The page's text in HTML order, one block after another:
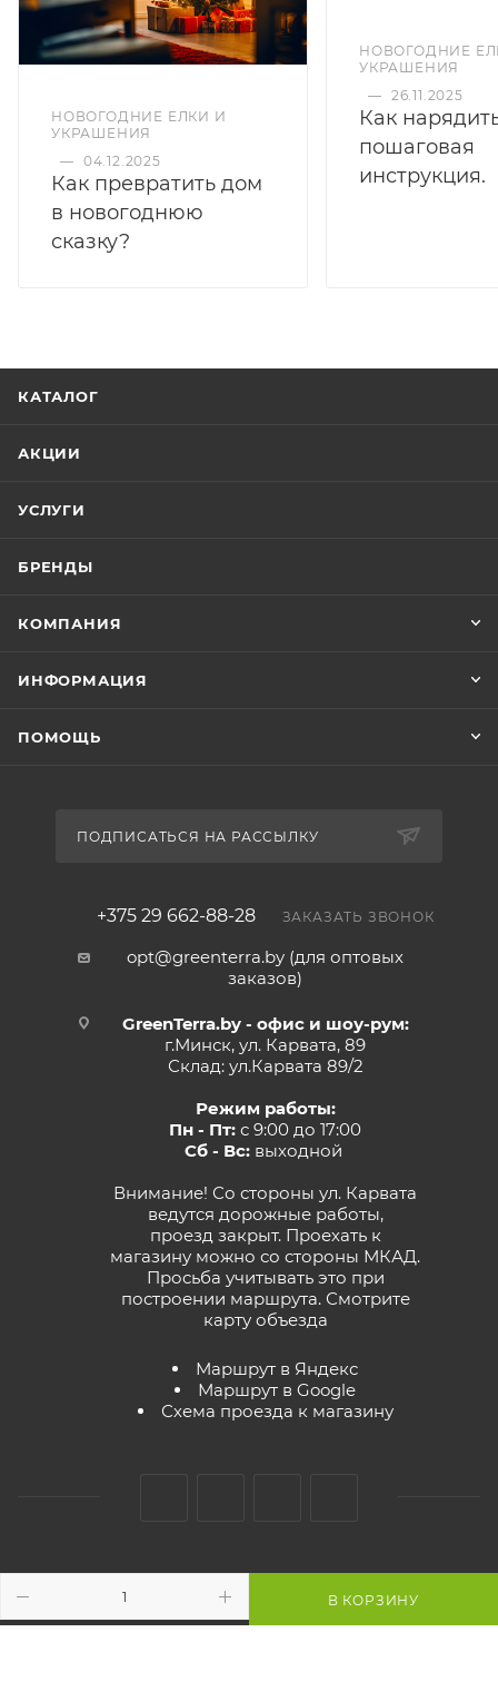
В КОРЗИНУ
НОВОГОДНИЕ ЕЛКИ И
УКРАШЕНИЯ
— 04.12.2025
Как превратить дом
в новогоднюю
сказку?
НОВОГОДНИЕ
УКРАШЕНИЯ
— 26.11.2025
Как
пошаговая
инструкция.
КАТАЛОГ
АКЦИИ
УСЛУГИ
БРЕНДЫ
КОМПАНИЯ
ИНФОРМАЦИЯ
ПОМОЩЬ
ПОДПИСАТЬСЯ НА РАССЫЛКУ
+375 29 662-88-28 ЗАКАЗАТЬ ЗВОНОК
opt@greenterra.by (для оптовых
заказов)
GreenTerra.by - офис и шоу-рум:
г.Минск, ул. Карвата, 89
Склад: ул.Карвата 89/2
Режим работы:
Пн - Пт: с 9:00 до 17:00
Сб - Вс:выходной
Внимание! Со стороны ул. Карвата
ведутся дорожные работы,
проезд закрыт. Проехать к
магазину можно со стороны МКАД.
Просьба учитывать это при
построении маршрута. Смотрите
карту объезда
Маршрут в Яндекс
Маршрут в Google
Схема проезда к магазину